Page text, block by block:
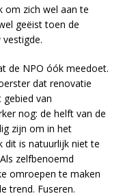
om zich wel aan te
geëist toen de
de NPO óók meedoet.
dat renovatie
gebied van
nog: de helft van de
zijn om in het
dit is natuurlijk niet te
zelfbenoemd
omroepen te maken
trend. Fuseren.